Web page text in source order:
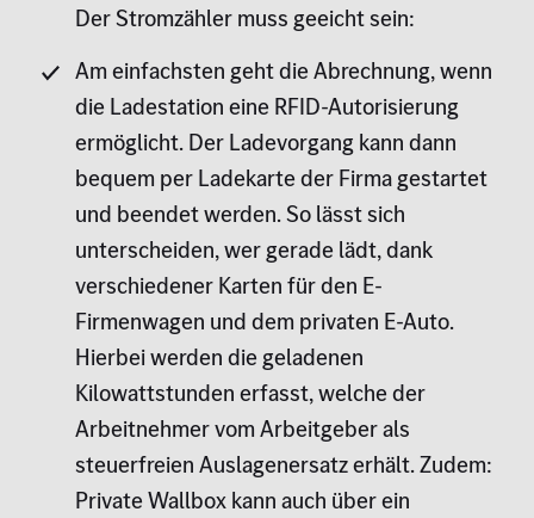
Der Stromzähler muss geeicht sein:
Am einfachsten geht die Abrechnung, wenn
die Ladestation eine RFID-Autorisierung
ermöglicht. Der Ladevorgang kann dann
bequem per Ladekarte der Firma gestartet
und beendet werden. So lässt sich
unterscheiden, wer gerade lädt, dank
verschiedener Karten für den E-
Firmenwagen und dem privaten E-Auto.
Hierbei werden die geladenen
Kilowattstunden erfasst, welche der
Arbeitnehmer vom Arbeitgeber als
steuerfreien Auslagenersatz erhält. Zudem:
Private Wallbox kann auch über ein